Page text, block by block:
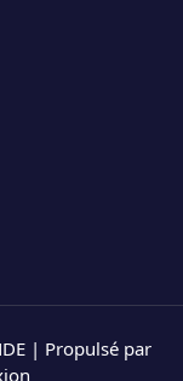
| Propulsé par